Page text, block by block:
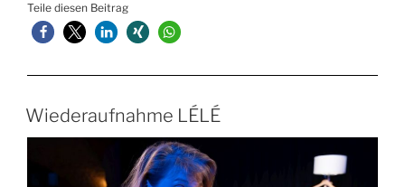
Teile diesen Beitrag
Wiederaufnahme LÉLÉ